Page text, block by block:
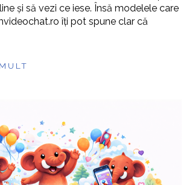
și să vezi ce iese. Însă modelele care
îți pot spune clar că